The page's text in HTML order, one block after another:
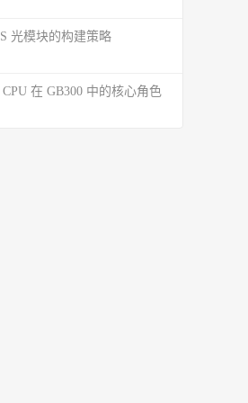
光模块的构建策略
在 GB300 中的核心角色